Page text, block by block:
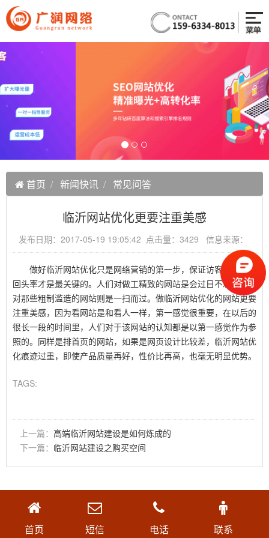
首页 新闻快讯 常见问答
临沂网站优化更要注重美感
发布日期：2017-05-19 19:05:42 点击量：3429 信息来源：
做好临沂网站优化只是网络营销的第一步，保证访客的黏性和
回头率才是最关键的。人们对做工精致的网站是会过目不忘，而是
对那些粗制滥造的网站则是一扫而过。做临沂网站优化的网站更要
注重美感，因为看网站是和看人一样，第一感觉很重要，在以后的
很长一段的时间里，人们对于该网站的认知都是以第一感觉作为参
照的。同样是排首页的网站，如果是网页设计比较差，临沂网站优
化痕迹过重，即使产品质量再好，性价比再高，也毫无明显优势。
TAGS:
上一篇： 高端临沂网站建设是如何炼成的
下一篇： 临沂网站建设之购买空间
首页 短信 电话 联系